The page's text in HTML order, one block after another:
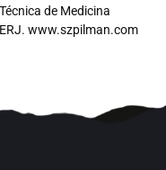
de Medicina
www.szpilman.com